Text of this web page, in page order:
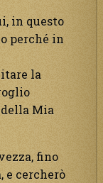
in questo
perché in
la
Mia
fino
e cercherò